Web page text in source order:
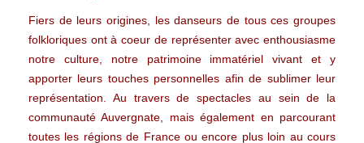
Fiers de leurs origines, les danseurs de tous ces groupes
folkloriques ont à coeur de représenter avec enthousiasme
notre culture, notre patrimoine immatériel vivant et y
apporter leurs touches personnelles afin de sublimer leur
représentation. Au travers de spectacles au sein de la
communauté Auvergnate, mais également en parcourant
toutes les régions de France ou encore plus loin au cours